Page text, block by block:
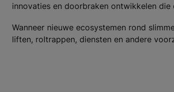
innovaties en doorbraken ontwikkelen
Wanneer nieuwe ecosystemen rond
liften, roltrappen, diensten en andere